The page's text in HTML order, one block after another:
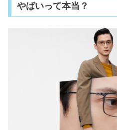
やばいって本当？